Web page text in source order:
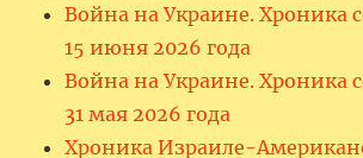
Война на Украине. Хроника
15 июня 2026 года
Война на Украине. Хроника
31 мая 2026 года
Хроника Израиле-